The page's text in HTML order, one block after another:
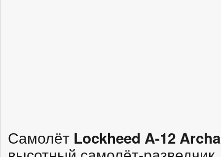
Самолёт Lockheed A-12